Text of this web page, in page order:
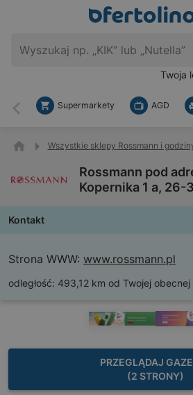
Twoja
Wstecz
Supermarkety AGD
Wszystkie sklepy Rossmann i
Rossmann pod
Kopernika 1 a, 26-
Kontakt
Strona WWW: www.rossmann.pl
odległość: 493,12 km od Twojej
PRZEGLĄDAJ
(2 STRONY)